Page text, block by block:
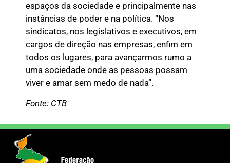
espaços da sociedade e principalmente nas
instâncias de poder e na política. “Nos
sindicatos, nos legislativos e executivos, em
cargos de direção nas empresas, enfim em
todos os lugares, para avançarmos rumo a
uma sociedade onde as pessoas possam
viver e amar sem medo de nada”.
Fonte: CTB